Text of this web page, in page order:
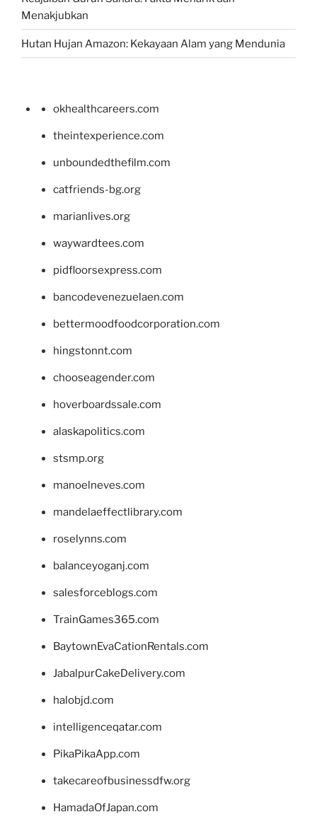
Menakjubkan
Hutan Hujan Amazon: Kekayaan Alam yang Mendunia
okhealthcareers.com
theintexperience.com
unboundedthefilm.com
catfriends-bg.org
marianlives.org
waywardtees.com
pidfloorsexpress.com
bancodevenezuelaen.com
bettermoodfoodcorporation.com
hingstonnt.com
chooseagender.com
hoverboardssale.com
alaskapolitics.com
stsmp.org
manoelneves.com
mandelaeffectlibrary.com
roselynns.com
balanceyoganj.com
salesforceblogs.com
TrainGames365.com
BaytownEvaCationRentals.com
JabalpurCakeDelivery.com
halobjd.com
intelligenceqatar.com
PikaPikaApp.com
takecareofbusinessdfw.org
HamadaOfJapan.com